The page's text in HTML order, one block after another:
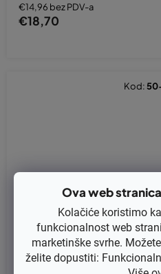
Ova web
Kolačiće koristimo
funkcionalnost web
marketinške svrhe.
želite dopustiti:
€14,96 bez PDV-a
€18,70
Kod: